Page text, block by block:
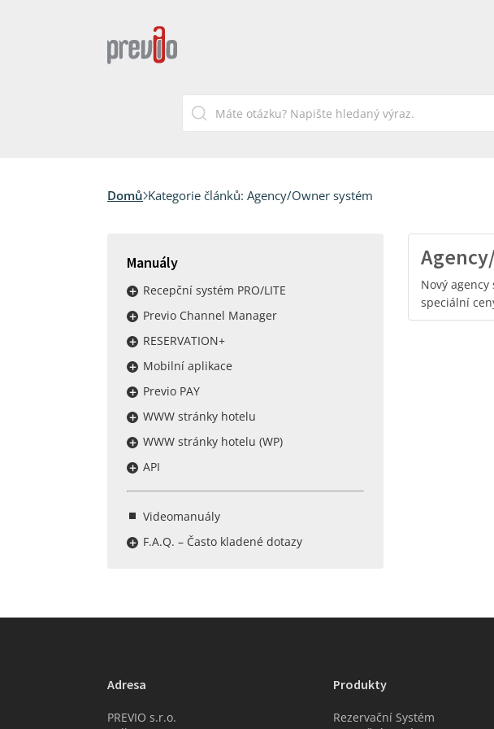
Domů Kategorie článků: Agency/Owner systém
Manuály
Recepční systém PRO/LITE
Previo Channel Manager
RESERVATION+
Mobilní aplikace
Previo PAY
WWW stránky hotelu
WWW stránky hotelu (WP)
API
Videomanuály
F.A.Q. – Často kladené dotazy
Nový
speciální
Adresa
PREVIO s.r.o.
Produkty
Rezervační Systém